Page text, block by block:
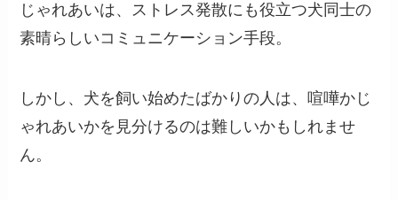
じゃれあいは、ストレス発散にも役立つ犬同士の
素晴らしいコミュニケーション手段。
しかし、犬を飼い始めたばかりの人は、喧嘩かじ
ゃれあいかを見分けるのは難しいかもしれませ
ん。